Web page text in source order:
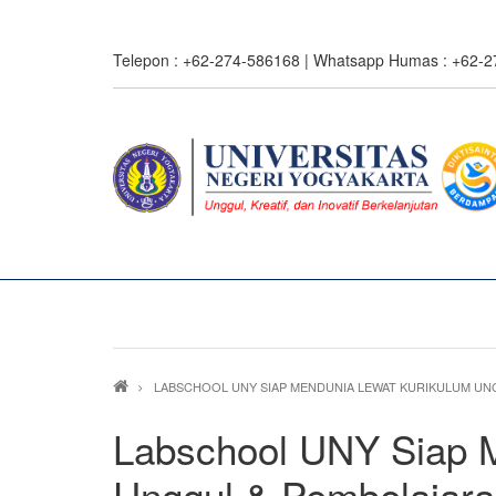
Telepon : +62-274-586168 | Whatsapp Humas : +62-
Breadcrumb
LABSCHOOL UNY SIAP MENDUNIA LEWAT KURIKULUM
Labschool UNY Siap
0%